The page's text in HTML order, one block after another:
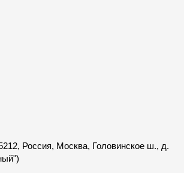
Россия, Москва, Головинское ш., д.